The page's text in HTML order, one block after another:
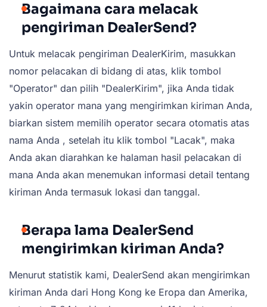
Bagaimana cara melacak
pengiriman DealerSend?
Untuk melacak pengiriman DealerKirim, masukkan
nomor pelacakan di bidang di atas, klik tombol
"Operator" dan pilih "DealerKirim", jika Anda tidak
yakin operator mana yang mengirimkan kiriman Anda,
biarkan sistem memilih operator secara otomatis atas
nama Anda , setelah itu klik tombol "Lacak", maka
Anda akan diarahkan ke halaman hasil pelacakan di
mana Anda akan menemukan informasi detail tentang
kiriman Anda termasuk lokasi dan tanggal.
Berapa lama DealerSend
mengirimkan kiriman Anda?
Menurut statistik kami, DealerSend akan mengirimkan
kiriman Anda dari Hong Kong ke Eropa dan Amerika,